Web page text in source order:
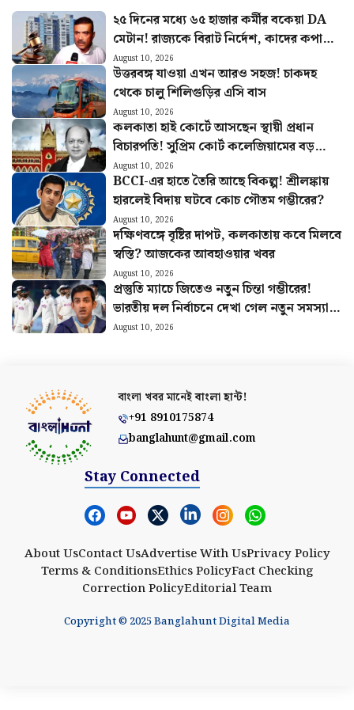
২৫ দিনের মধ্যে ৬৫ হাজার কর্মীর বকেয়া DA
মেটান! রাজ্যকে বিরাট নির্দেশ, কাদের কপাল
খুলল?
August 10, 2026
উত্তরবঙ্গ যাওয়া এখন আরও সহজ! চাকদহ
থেকে চালু শিলিগুড়ির এসি বাস
August 10, 2026
কলকাতা হাই কোর্টে আসছেন স্থায়ী প্রধান
বিচারপতি! সুপ্রিম কোর্ট কলেজিয়ামের বড়
সুপারিশ
August 10, 2026
BCCI-এর হাতে তৈরি আছে বিকল্প! শ্রীলঙ্কায়
হারলেই বিদায় ঘটবে কোচ গৌতম গম্ভীরের?
August 10, 2026
দক্ষিণবঙ্গে বৃষ্টির দাপট, কলকাতায় কবে মিলবে
স্বস্তি? আজকের আবহাওয়ার খবর
August 10, 2026
প্রস্তুতি ম্যাচে জিতেও নতুন চিন্তা গম্ভীরের!
ভারতীয় দল নির্বাচনে দেখা গেল নতুন সমস্যা…
August 10, 2026
বাংলা খবর মানেইবাংলা হান্ট!
+91 8910175874
banglahunt@gmail.com
Stay Connected
About UsContact UsAdvertise With UsPrivacy Policy
Terms & ConditionsEthics PolicyFact Checking
Correction PolicyEditorial Team
Copyright © 2025 Banglahunt Digital Media